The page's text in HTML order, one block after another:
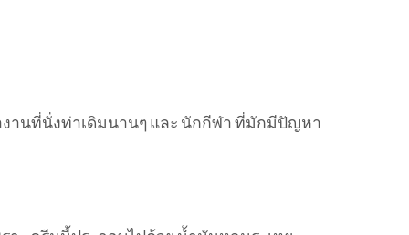
านที่นั่งท่าเดิมนานๆ และ นักกีฬา ที่มักมีปัญหา